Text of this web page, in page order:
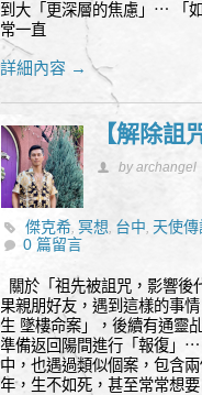
到大「更深層的焦慮」⋯ 「
常一直
詳細內容 →
【解除詛
by archangel
傑克希,冥想, 台中, 天使傳
豐盛,身心靈
0 篇留言
關於「祖先被詛咒，影響後
果親朋好友，遇到這樣的事
生 墜樓命案」，後續有通靈
準備返回陽間進行「報復」
中，也遇過類似個案，包含
年，生不如死，甚至常常想